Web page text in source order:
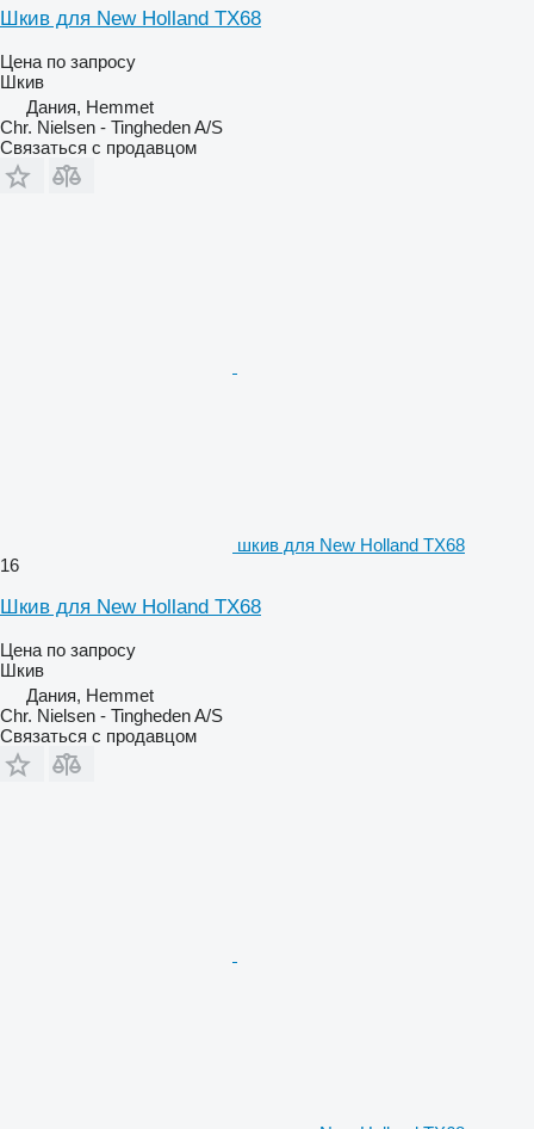
Шкив для New Holland TX68
Цена по запросу
Шкив
Дания, Hemmet
Chr. Nielsen - Tingheden A/S
Связаться с продавцом
шкив для New Holland TX68
16
Шкив для New Holland TX68
Цена по запросу
Шкив
Дания, Hemmet
Chr. Nielsen - Tingheden A/S
Связаться с продавцом